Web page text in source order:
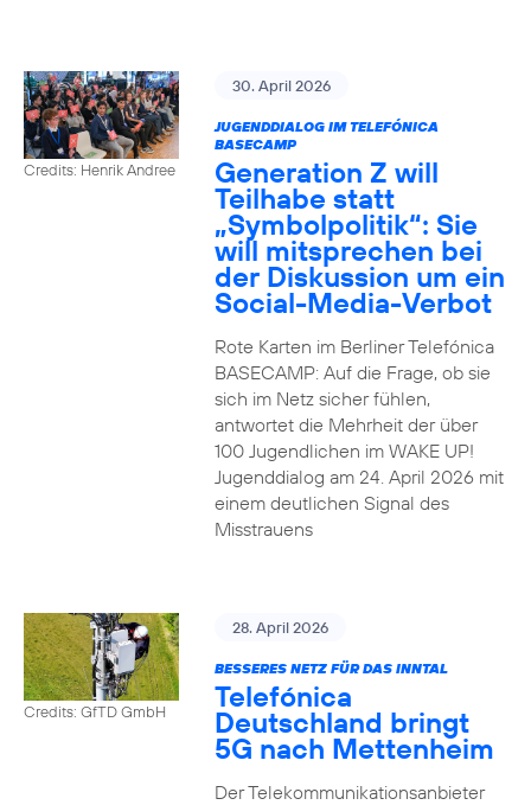
Credits: Henrik Andree
30. April 2026
JUGENDDIALOG IM TELEFÓNICA
BASECAMP
Generation Z will
Teilhabe statt
„Symbolpolitik“: Sie
will mitsprechen bei
der Diskussion um ein
Social-Media-Verbot
Rote Karten im Berliner Telefónica
BASECAMP: Auf die Frage, ob sie
sich im Netz sicher fühlen,
antwortet die Mehrheit der über
100 Jugendlichen im WAKE UP!
Jugenddialog am 24. April 2026 mit
einem deutlichen Signal des
Misstrauens
Credits: GfTD GmbH
28. April 2026
BESSERES NETZ FÜR DAS INNTAL
Telefónica
Deutschland bringt
5G nach Mettenheim
Der Telekommunikationsanbieter